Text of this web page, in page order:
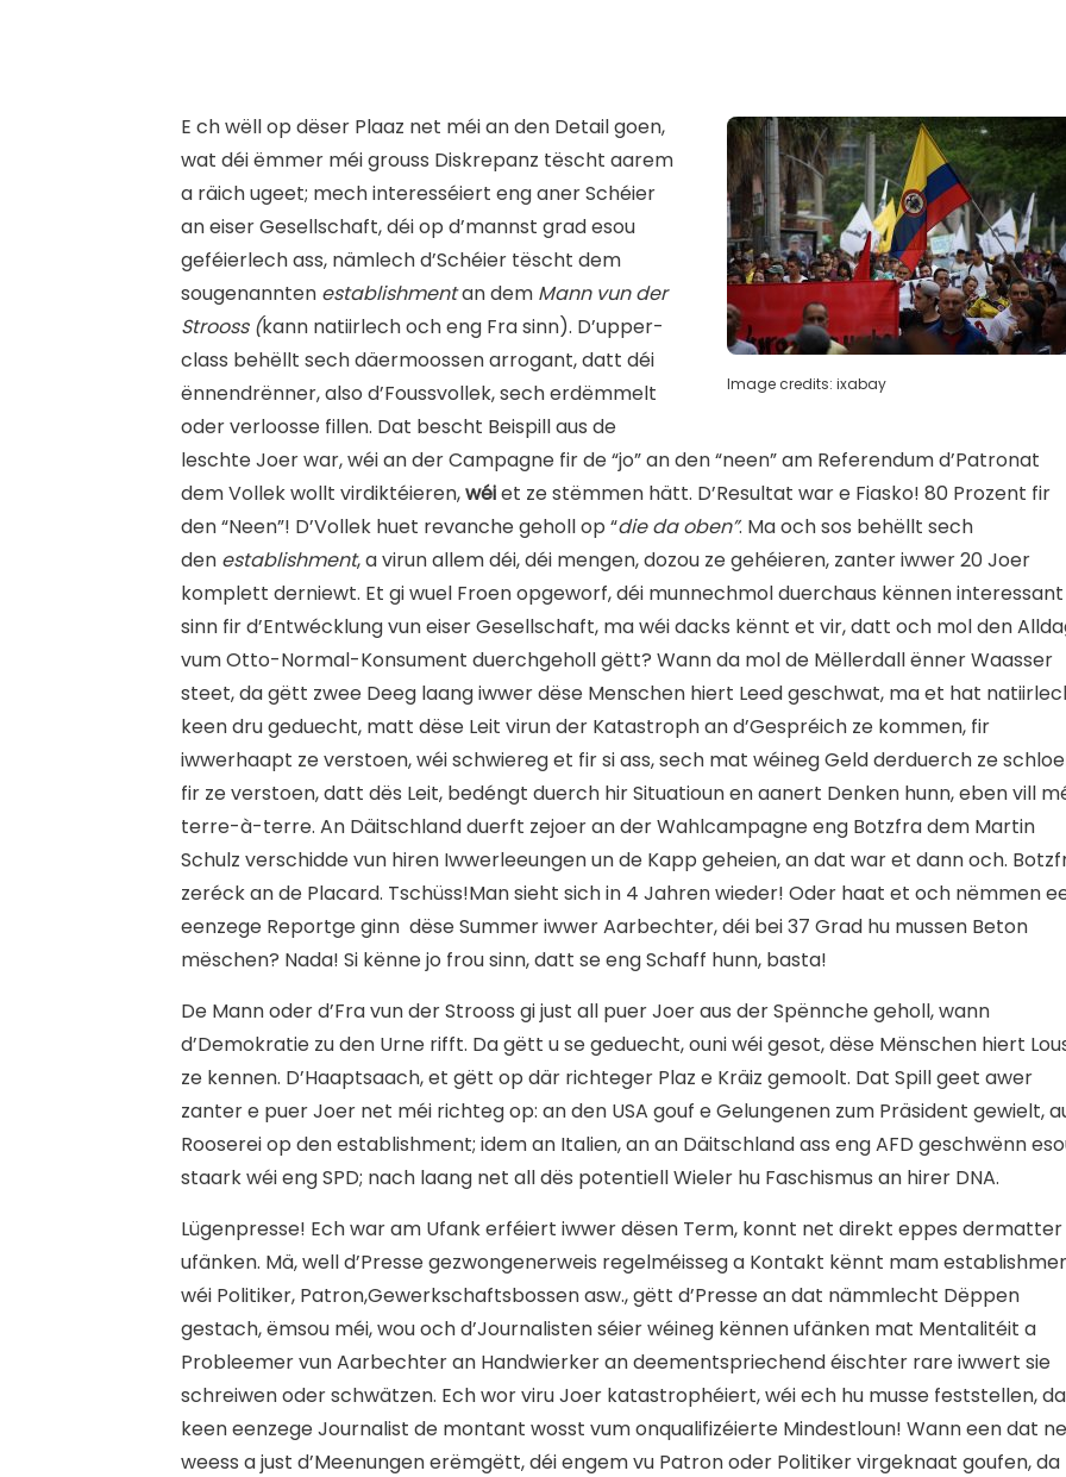
Image credits: ixabay
E ch wëll op dëser Plaaz net méi an den Detail goen,
wat déi ëmmer méi grouss Diskrepanz tëscht aarem
a räich ugeet; mech interesséiert eng aner Schéier
an eiser Gesellschaft, déi op d’mannst grad esou
geféierlech ass, nämlech d’Schéier tëscht dem
sougenannten establishmentan dem Mann vun der
Strooss (kann natiirlech och eng Fra sinn). D’upper-
class behëllt sech däermoossen arrogant, datt déi
ënnendrënner, also d’Foussvollek, sech erdëmmelt
oder verloosse fillen. Dat bescht Beispill aus de
leschte Joer war, wéi an der Campagne fir de “jo” an den “neen” am Referendum d’Patronat
dem Vollek wollt virdiktéieren,wéiet ze stëmmen hätt. D’Resultat war e Fiasko! 80 Prozent fir
den “Neen”! D’Vollek huet revanche geholl op “die da oben”. Ma och sos behëllt sech
den establishment, a virun allem déi, déi mengen, dozou ze gehéieren, zanter iwwer 20 Joer
komplett derniewt. Et gi wuel Froen opgeworf, déi munnechmol duerchaus kënnen interessant
sinn fir d’Entwécklung vun eiser Gesellschaft, ma wéi dacks kënnt et vir, datt och mol den
vum Otto-Normal-Konsument duerchgeholl gëtt? Wann da mol de Mëllerdall ënner Waasser
steet, da gëtt zwee Deeg laang iwwer dëse Menschen hiert Leed geschwat, ma et hat
keen dru geduecht, matt dëse Leit virun der Katastroph an d’Gespréich ze kommen, fir
iwwerhaapt ze verstoen, wéi schwiereg et fir si ass, sech mat wéineg Geld derduerch ze
fir ze verstoen, datt dës Leit, bedéngt duerch hir Situatioun en aanert Denken hunn, eben vill
terre-à-terre. An Däitschland duerft zejoer an der Wahlcampagne eng Botzfra dem Martin
Schulz verschidde vun hiren Iwwerleeungen un de Kapp geheien, an dat war et dann och.
zeréck an de Placard. Tschüss!Man sieht sich in 4 Jahren wieder! Oder haat et och nëmmen
eenzege Reportge ginn dëse Summer iwwer Aarbechter, déi bei 37 Grad hu mussen Beton
mëschen? Nada! Si kënne jo frou sinn, datt se eng Schaff hunn, basta!
De Mann oder d’Fra vun der Strooss gi just all puer Joer aus der Spënnche geholl, wann
d’Demokratie zu den Urne rifft. Da gëtt u se geduecht, ouni wéi gesot, dëse Mënschen hiert
ze kennen. D’Haaptsaach, et gëtt op där richteger Plaz e Kräiz gemoolt. Dat Spill geet awer
zanter e puer Joer net méi richteg op: an den USA gouf e Gelungenen zum Präsident gewielt,
Rooserei op den establishment; idem an Italien, an an Däitschland ass eng AFD geschwënn
staark wéi eng SPD; nach laang net all dës potentiell Wieler hu Faschismus an hirer DNA.
Lügenpresse! Ech war am Ufank erféiert iwwer dësen Term, konnt net direkt eppes dermatter
ufänken. Mä, well d’Presse gezwongenerweis regelméisseg a Kontakt kënnt mam
wéi Politiker, Patron,Gewerkschaftsbossen asw., gëtt d’Presse an dat nämmlecht Dëppen
gestach, ëmsou méi, wou och d’Journalisten séier wéineg kënnen ufänken mat Mentalitéit a
Probleemer vun Aarbechter an Handwierker an deementspriechend éischter rare iwwert sie
schreiwen oder schwätzen. Ech wor viru Joer katastrophéiert, wéi ech hu musse feststellen,
keen eenzege Journalist de montant wosst vum onqualifizéierte Mindestloun! Wann een dat
weess a just d’Meenungen erëmgëtt, déi engem vu Patron oder Politiker virgeknaat goufen, da